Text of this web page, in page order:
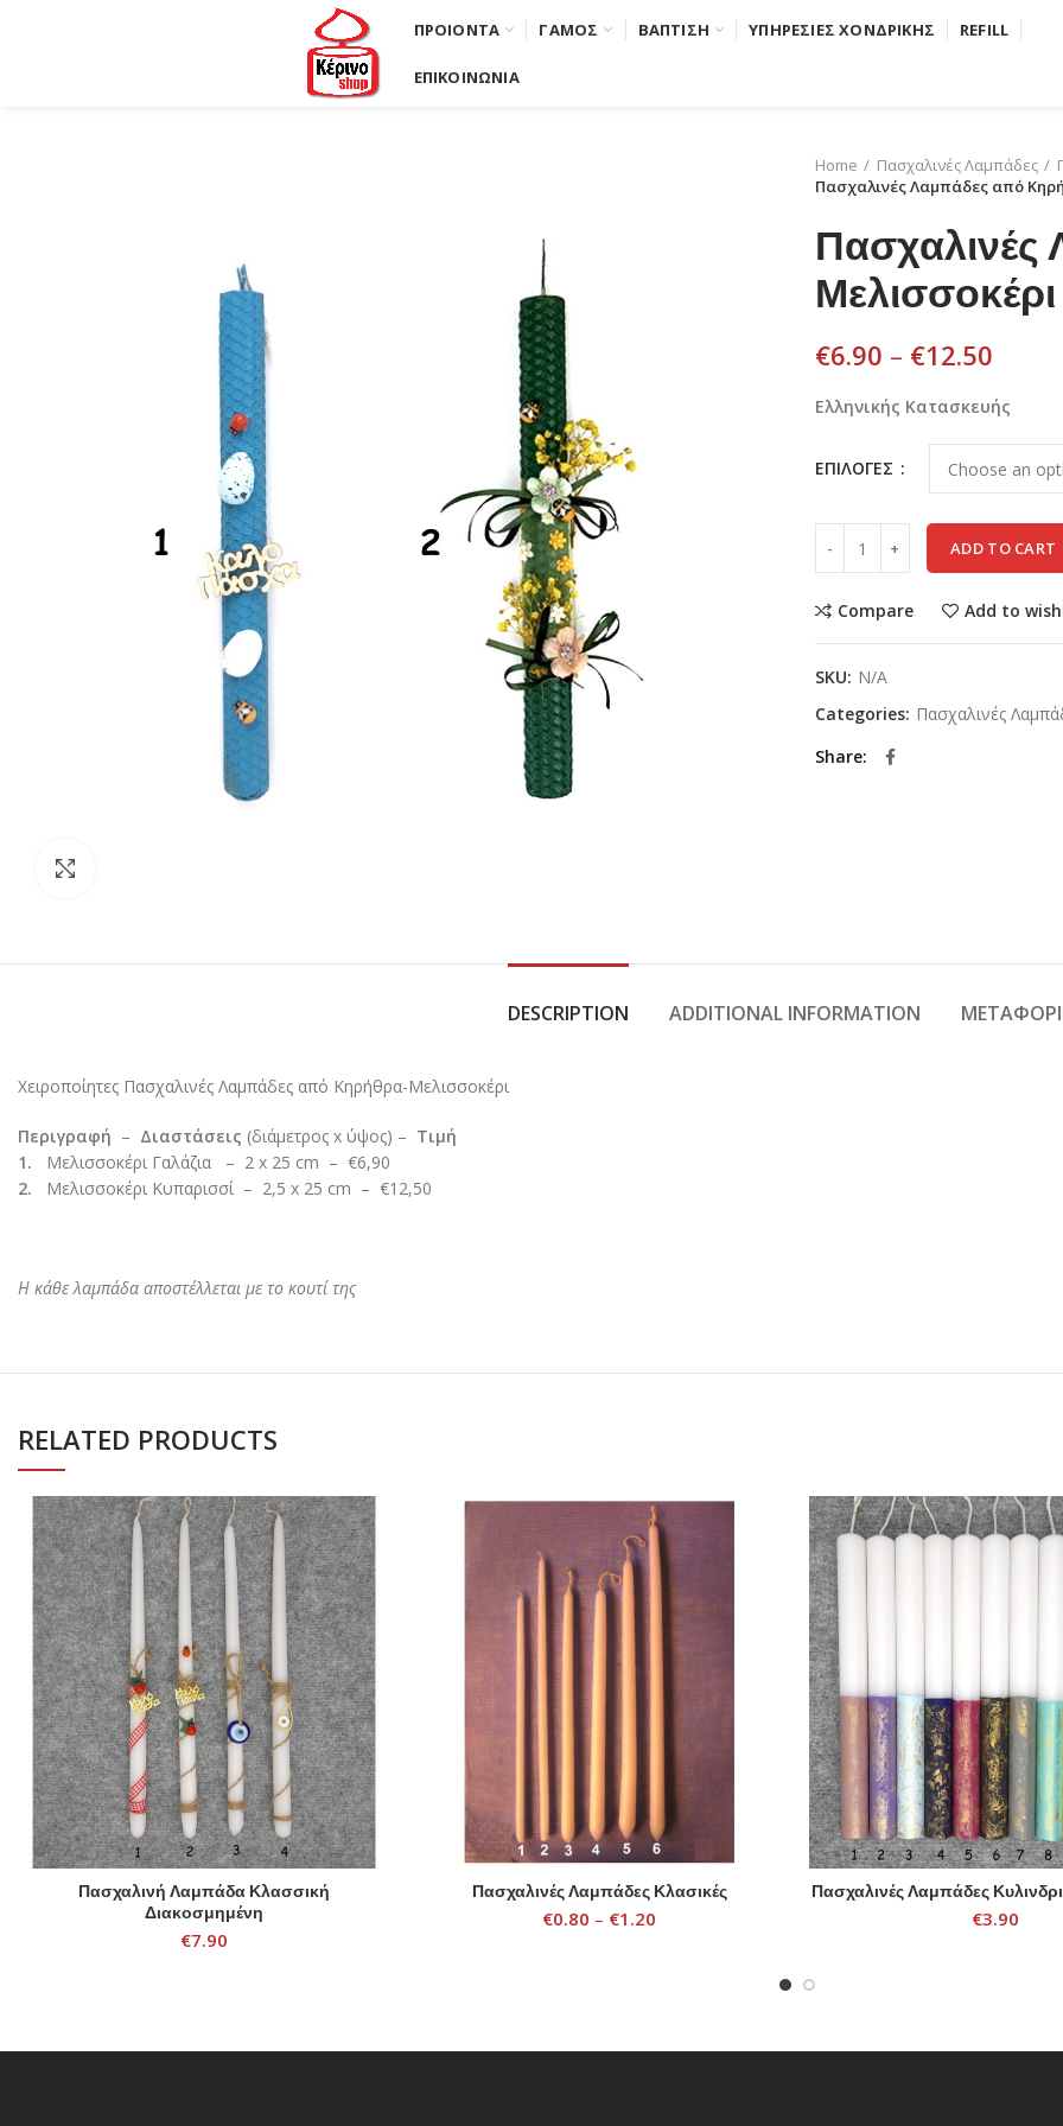
ΠΡΟΙΟΝΤΑ ΓΑΜΟΣ ΒΑΠΤΙΣΗ ΥΠΗΡΕΣΙΕΣ ΧΟΝΔΡΙΚΗΣ REFILL
ΕΠΙΚΟΙΝΩΝΙΑ
Home Πασχαλινές Λαμπάδες
Πασχαλινές Λαμπάδες από
Μελισσοκέρι
€6.90 – €12.50
Ελληνικής Κατασκευής
ΕΠΙΛΟΓΕΣ
ADD TO CART
Compare Add to
SKU: N/A
Categories: Πασχαλινές
Share
DESCRIPTION ADDITIONAL INFORMATION
Χειροποίητες Πασχαλινές Λαμπάδες από Κηρήθρα-Μελισσοκέρι
Περιγραφή – Διαστάσεις (διάμετρος x ύψος) – Τιμή
1. Μελισσοκέρι Γαλάζια – 2 x 25 cm – €6,90
2. Μελισσοκέρι Κυπαρισσί – 2,5 x 25 cm – €12,50
Η κάθε λαμπάδα αποστέλλεται με το κουτί της
RELATED PRODUCTS
SELECT OPTIONS
Πασχαλινή Λαμπάδα Κλασσική
Διακοσμημένη
€7.90
SELECT OPTIONS
Πασχαλινές Λαμπάδες Κλασικές
€0.80 – €1.20
SELECT OPTIONS
Πασχαλινές Λαμπάδες
€3.90